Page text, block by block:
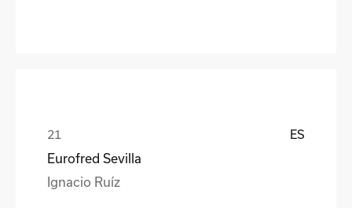
ES
Eurofred Sevilla
Ignacio Ruíz